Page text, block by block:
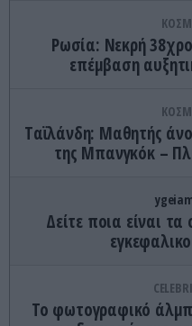
Ρωσία: Νεκρή
επέμβαση
Tαϊλάνδη: Μαθητής
της Μπανγκόκ –
Δείτε ποια είναι
Το φωτογραφικό